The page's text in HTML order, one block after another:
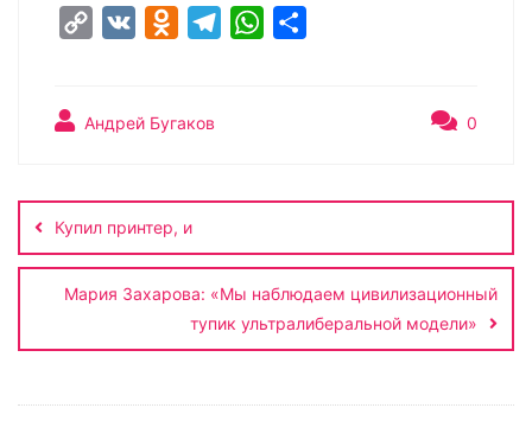
y
n
k
o
a
s
s
i
m
W
p
т
ь
Андрей Бугаков 0
по
записям
Купил принтер, и
Мария Захарова: «Мы наблюдаем цивилизационный
тупик ультралиберальной модели»